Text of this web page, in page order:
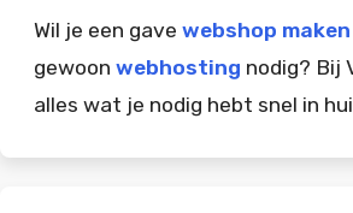
Wil je een gave webshop maken
gewoon webhosting nodig? Bij
alles wat je nodig hebt snel in